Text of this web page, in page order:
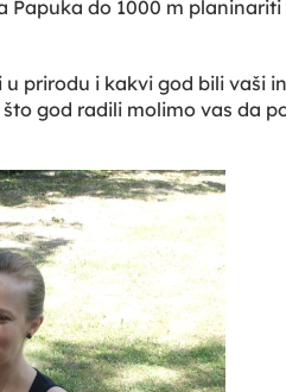
do 1000 m
prirodu i kakvi god bili
god radili molimo vas da